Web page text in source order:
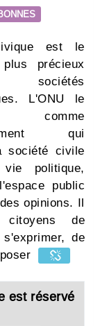
est le
précieux
L'ONU le
comme
qui
société civile
politique,
public
opinions. Il
de
de
est réservé